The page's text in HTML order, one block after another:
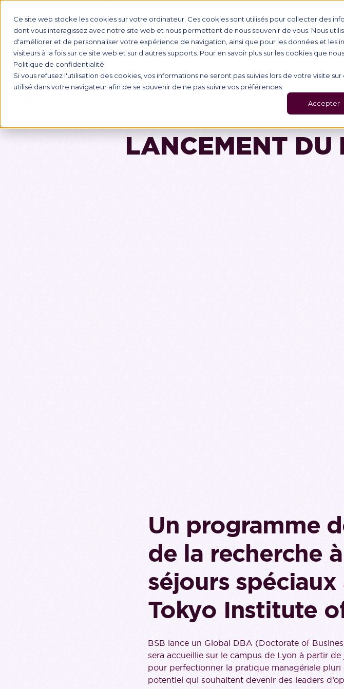
Ce site web stocke les cookies sur votre ordinateur. Ces cookies sont utilisés pour collecter des
dont vous interagissez avec notre site web et nous permettent de nous souvenir de vous. Nous
d'améliorer et de personnaliser votre expérience de navigation, ainsi que pour les données et les
visiteurs à la fois sur ce site web et sur d'autres supports. Pour en savoir plus sur les cookies que
Politique de confidentialité.
Si vous refusez l'utilisation des cookies, vos informations ne seront pas suivies lors de votre visite
utilisé dans votre navigateur afin de se souvenir de ne pas suivre vos préférences.
Accepter
FORMATIONS L'ÉCOLE
LANCEMENT DU
Un programme
de la recherche
séjours spéciaux
Tokyo Institute
BSB lance un Global DBA (Doctorate of
sera accueillie sur le campus de Lyon à partir
pour perfectionner la pratique managériale
potentiel qui souhaitent devenir des leaders